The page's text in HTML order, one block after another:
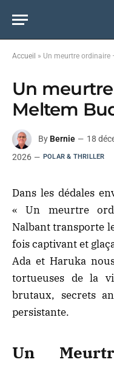
Accueil » Un meurtre
Un
Meltem
By Bernie 18
2026
POLAR & THRILLER
Dans les dédales
« Un meurtre
Nalbant transporte
fois captivant et
Ada et Haruka
tortueuses de la
brutaux, secrets
persistante.
Un